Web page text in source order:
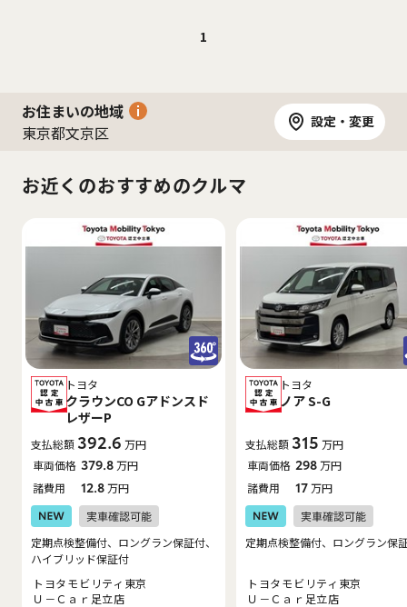
1
お住まいの地域
東京都文京区
設定・変更
お近くのおすすめのクルマ
トヨタ
クラウンCO Gアドンスド
レザーP
支払総額 392.6 万円
車両価格 379.8万円
諸費用
12.8万円
定期点検整備付、ロングラン保証付、
ハイブリッド保証付
トヨタモビリティ東京
Ｕ－Ｃａｒ足立店
トヨタ
ノア S-G
支払総額 315 万円
車両価格 298万円
諸費用
17万円
定期点検整備付、ロングラン保
トヨタモビリティ東京
Ｕ－Ｃａｒ足立店